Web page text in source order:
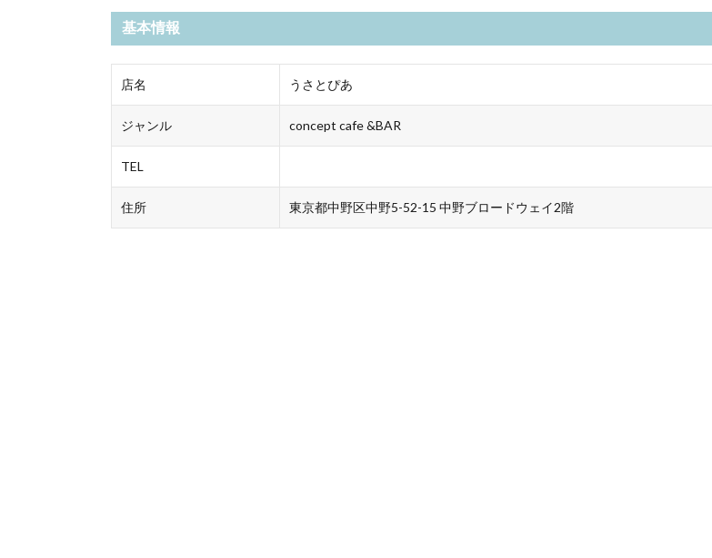
基本情報
店名 うさとぴあ
ジャンル concept cafe &BAR
TEL
住所 東京都中野区中野5-52-15 中野ブロードウェイ2階